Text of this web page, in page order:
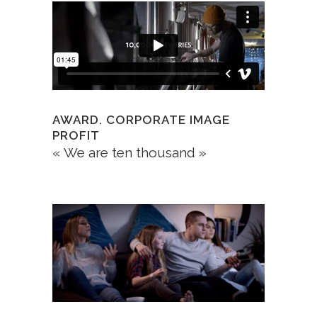
AWARD. CORPORATE IMAGE
PROFIT
« We are ten thousand »